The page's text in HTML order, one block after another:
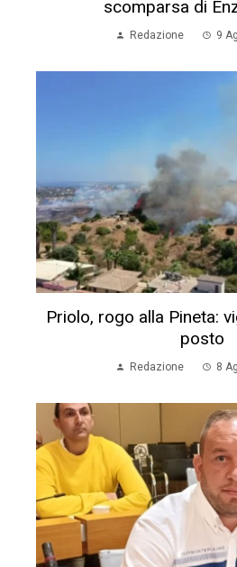
scomparsa di
Redazione 9
Priolo, rogo alla Pineta:
posto
Redazione 8